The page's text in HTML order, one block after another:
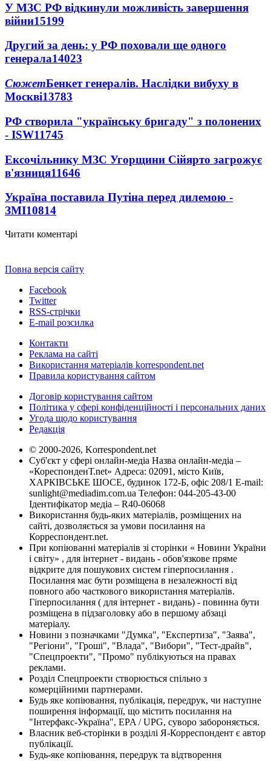
У МЗС РФ відкинули можливість завершення
війни15199
Другий за день: у РФ поховали ще одного
генерала14023
СюжетБенкет генералів. Наслідки вибуху в
Москві13783
РФ створила "українську бригаду" з полонених
- ISW11745
Ексочільнику МЗС Угорщини Сійярто загрожує
в'язниця11646
Україна поставила Путіна перед дилемою -
ЗМІ10814
Читати коментарі
Повна версія сайту
Facebook
Twitter
RSS-стрічки
E-mail розсилка
Контакти
Реклама на сайті
Використання матеріалів korrespondent.net
Правила користування сайтом
Договір користування сайтом
Політика у сфері конфіденційності і персональних даних
Угода щодо користування
Редакція
© 2000-2026, Korrespondent.net
Суб'єкт у сфері онлайн-медіа Назва онлайн-медіа –
«КореспонденТ.net» Адреса: 02091, місто Київ,
ХАРКІВСЬКЕ ШОСЕ, будинок 172-Б, офіс 208/1 E-mail:
sunlight@mediadim.com.ua Телефон: 044-205-43-00
Ідентифікатор медіа – R40-06068
Використання будь-яких матеріалів, розміщених на
сайті, дозволяється за умови посилання на
Корреспондент.net.
При копіюванні матеріалів зі сторінки « Новини України
і світу» , для інтернет - видань - обов'язкове пряме
відкрите для пошукових систем гіперпосилання .
Посилання має бути розміщена в незалежності від
повного або часткового використання матеріалів.
Гіперпосилання ( для інтернет - видань) - повинна бути
розміщена в підзаголовку або в першому абзаці
матеріалу.
Новини з позначками "Думка", "Експертиза", "Заява",
"Регіони", "Гроші", "Влада", "Вибори", "Тест-драйв",
"Спецпроекти", "Промо" публікуються на правах
реклами.
Розділ Спецпроекти створюється спільно з
комерційними партнерами.
Будь яке копіювання, публікація, передрук, чи наступне
поширення інформації, що містить посилання на
"Інтерфакс-Україна", EPA / UPG, суворо забороняється.
Власник веб-сторінки в розділі Я-Корреспондент є автор
публікації.
Будь-яке копіювання, передрук та відтворення